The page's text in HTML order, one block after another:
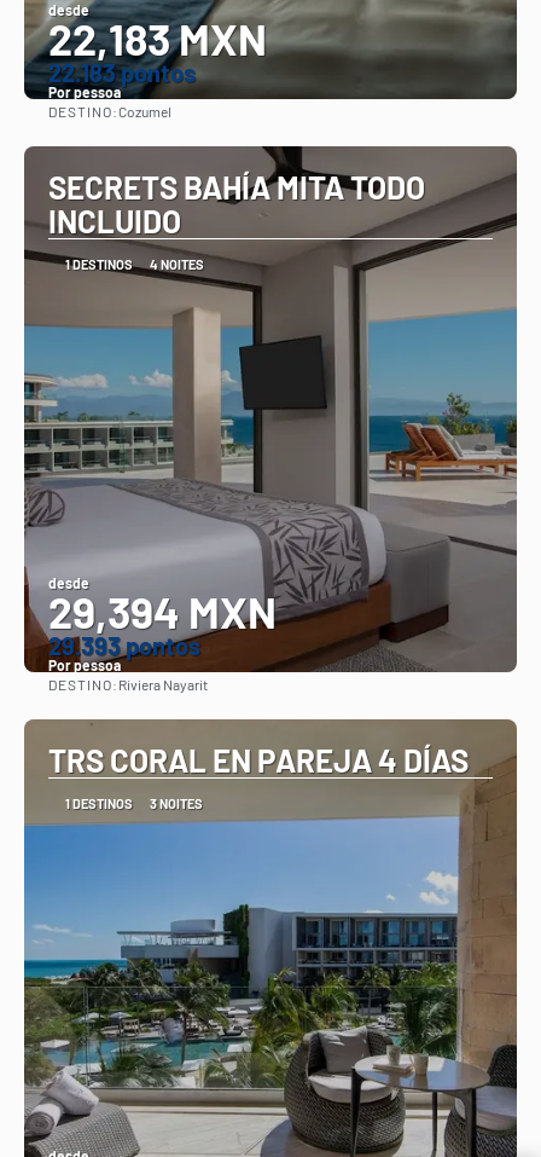
desde
22,183 MXN
22.183 pontos
Por pessoa
DESTINO:Cozumel
SECRETS BAHÍA MITA TODO
INCLUIDO
1 DESTINOS 4 NOITES
desde
29,394 MXN
29.393 pontos
Por pessoa
DESTINO: Riviera Nayarit
TRS CORAL EN PAREJA 4 DÍAS
1 DESTINOS 3 NOITES